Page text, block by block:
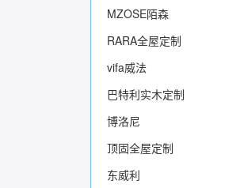
MZOSE陌森
RARA全屋定制
vifa威法
巴特利实木定制
博洛尼
顶固全屋定制
东威利